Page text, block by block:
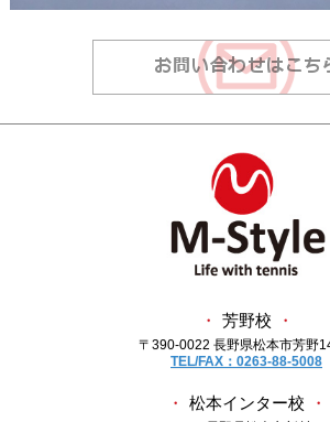
・ 芳野校 ・
〒390-0022 長野県松本市芳野
TEL/FAX：0263-88-5008
・ 松本インター校 ・